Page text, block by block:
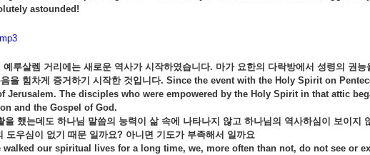
astounded!
루살렘 거리에는 새로운 역사가 시작하였습니다. 마가 요한의 다락방에서 성령의 권
을 힘차게 증거하기 시작한 것입니다. Since the event with the Holy Spirit on
Jerusalem. The disciples who were empowered by the Holy Spirit in that attic
and the Gospel of God.
을 했는데도 하나님 말씀의 능력이 삶 속에 나타나지 않고 하나님의 역사하심이 보이지
도우심이 없기 때문 일까요? 아니면 기도가 부족해서 일까요
our spiritual lives for a long time, we, more often than not, do not see or